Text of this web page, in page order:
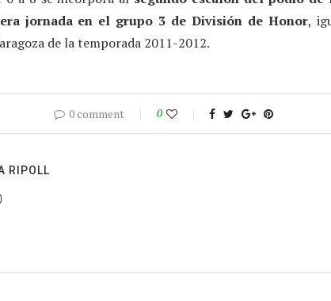
jornada en el grupo 3 de División de Honor,
de la temporada 2011-2012.
0 comment 0
RIPOLL